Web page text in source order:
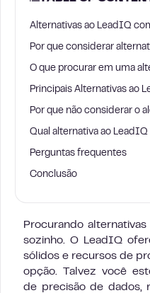
Alternativas ao LeadIQ
Por que considerar
O que procurar em uma
Principais Alternativas ao
Por que não considerar o
Qual alternativa ao
Perguntas frequentes
Conclusão
Procurando
sozinho. O LeadIQ
sólidos e recursos de
opção. Talvez você
de precisão de dados,